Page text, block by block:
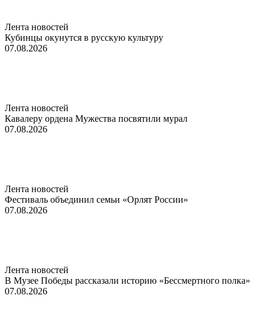
Лента новостей
Кубинцы окунутся в русскую культуру
07.08.2026
Лента новостей
Кавалеру ордена Мужества посвятили мурал
07.08.2026
Лента новостей
Фестиваль объединил семьи «Орлят России»
07.08.2026
Лента новостей
В Музее Победы рассказали историю «Бессмертного полка»
07.08.2026